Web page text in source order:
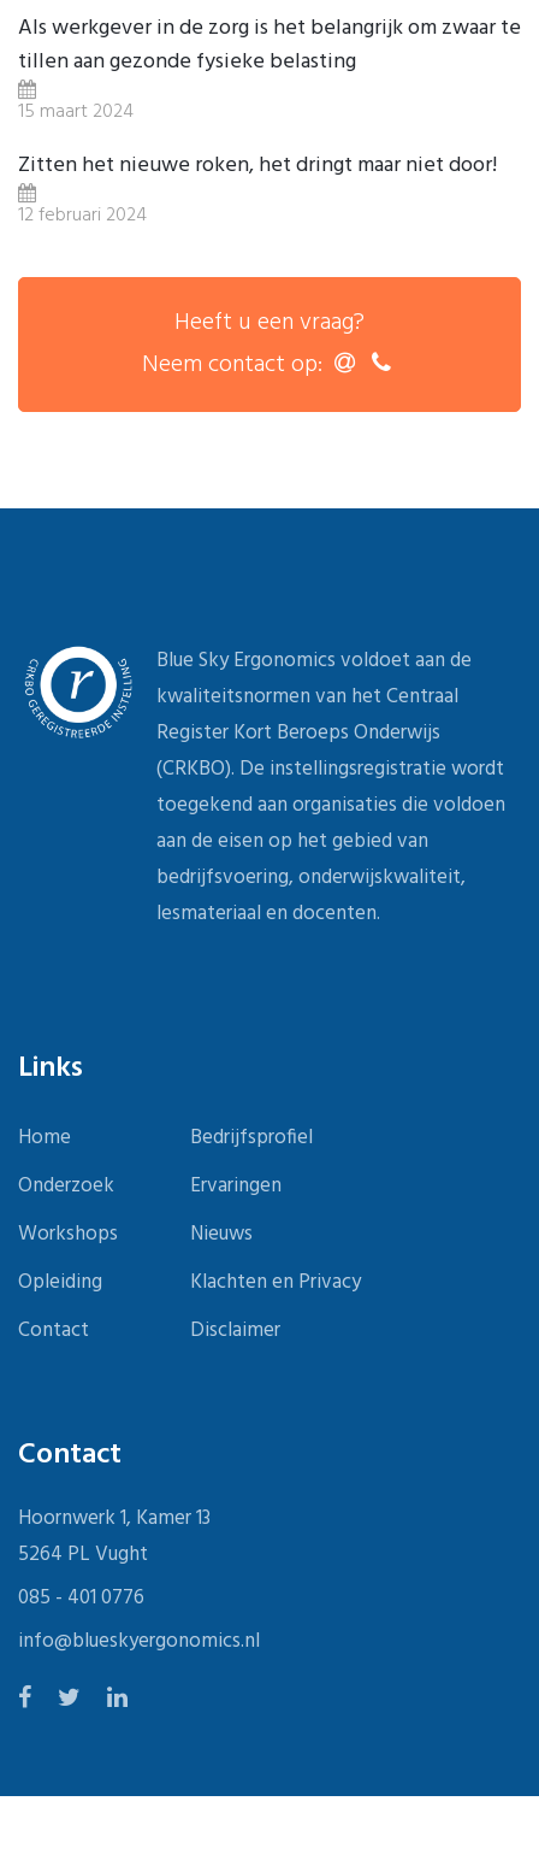
Als werkgever in de zorg is het belangrijk om zwaar te
tillen aan gezonde fysieke belasting
15 maart 2024
Zitten het nieuwe roken, het dringt maar niet door!
12 februari 2024
Heeft u een vraag?
Neem contact op:
Blue Sky Ergonomics voldoet aan de
kwaliteitsnormen van het Centraal
Register Kort Beroeps Onderwijs
(CRKBO). De instellingsregistratie wordt
toegekend aan organisaties die voldoen
aan de eisen op het gebied van
bedrijfsvoering, onderwijskwaliteit,
lesmateriaal en docenten.
Links
Home
Onderzoek
Workshops
Opleiding
Contact
Bedrijfsprofiel
Ervaringen
Nieuws
Klachten en Privacy
Disclaimer
Contact
Hoornwerk 1, Kamer 13
5264 PL Vught
085 - 401 0776
info@blueskyergonomics.nl